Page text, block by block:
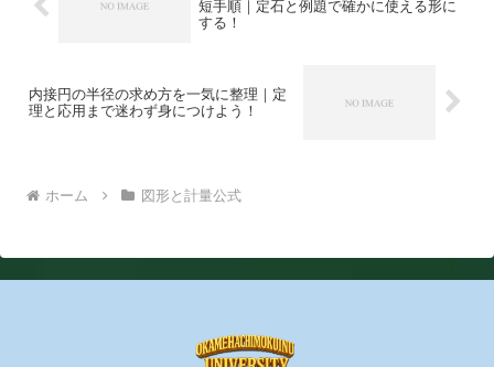
短手順｜定石と例題で確かに使える形に
する！
内接円の半径の求め方を一気に整理｜定
理と応用まで迷わず身につけよう！
ホーム 図形と計量公式